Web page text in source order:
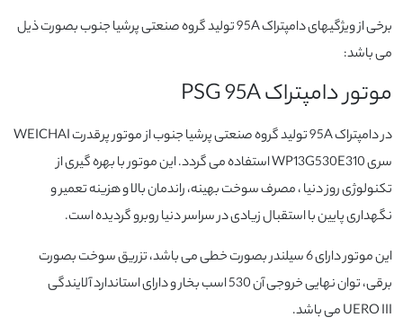
برخی از ویژگیهای دامپتراک 95A تولید گروه صنعتی پرشیا جنوب بصورت ذیل
می باشد:
موتور دامپتراک PSG 95A
در دامپتراک 95A تولید گروه صنعتی پرشیا جنوب از موتور پرقدرت WEICHAI
سری WP13G530E310 استفاده می گردد. این موتور با بهره گیری از
تکنولوژی روز دنیا ، مصرف سوخت بهینه، راندمان بالا و هزینه تعمیر و
نگهداری پایین با استقبال زیادی در سراسر دنیا روبرو گردیده است.
این موتور دارای 6 سیلندر بصورت خطی می باشد، تزریق سوخت بصورت
برقی، توان نهایی خروجی آن 530 اسب بخار و دارای استاندارد آلایندگی
UERO III می باشد.